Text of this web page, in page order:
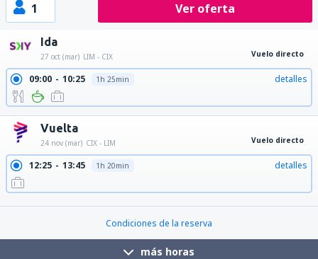
1 Ver oferta
Ida
27 oct (mar) LIM - CIX Vuelo directo
09:00 10:25 1h 25min detalles
Vuelta
24 nov (mar) CIX - LIM Vuelo directo
12:25 13:45 1h 20min detalles
Condiciones de la reserva
más horas